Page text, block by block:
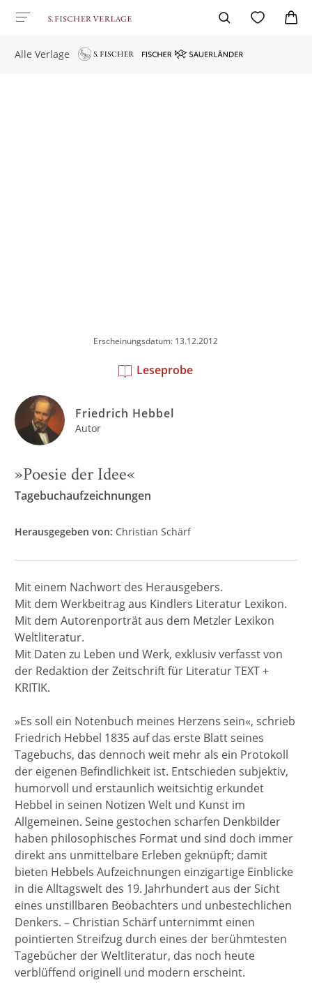
Alle Verlage
Erscheinungsdatum: 13.12.2012
Leseprobe
Friedrich Hebbel
Autor
»Poesie der Idee«
Tagebuchaufzeichnungen
Herausgegeben von: Christian Schärf
Mit einem Nachwort des Herausgebers.
Mit dem Werkbeitrag aus Kindlers Literatur Lexikon.
Mit dem Autorenporträt aus dem Metzler Lexikon
Weltliteratur.
Mit Daten zu Leben und Werk, exklusiv verfasst von
der Redaktion der Zeitschrift für Literatur TEXT +
KRITIK.
»Es soll ein Notenbuch meines Herzens sein«, schrieb
Friedrich Hebbel 1835 auf das erste Blatt seines
Tagebuchs, das dennoch weit mehr als ein Protokoll
der eigenen Befindlichkeit ist. Entschieden subjektiv,
humorvoll und erstaunlich weitsichtig erkundet
Hebbel in seinen Notizen Welt und Kunst im
Allgemeinen. Seine gestochen scharfen Denkbilder
haben philosophisches Format und sind doch immer
direkt ans unmittelbare Erleben geknüpft; damit
bieten Hebbels Aufzeichnungen einzigartige Einblicke
in die Alltagswelt des 19. Jahrhundert aus der Sicht
eines unstillbaren Beobachters und unbestechlichen
Denkers. – Christian Schärf unternimmt einen
pointierten Streifzug durch eines der berühmtesten
Tagebücher der Weltliteratur, das noch heute
verblüffend originell und modern erscheint.